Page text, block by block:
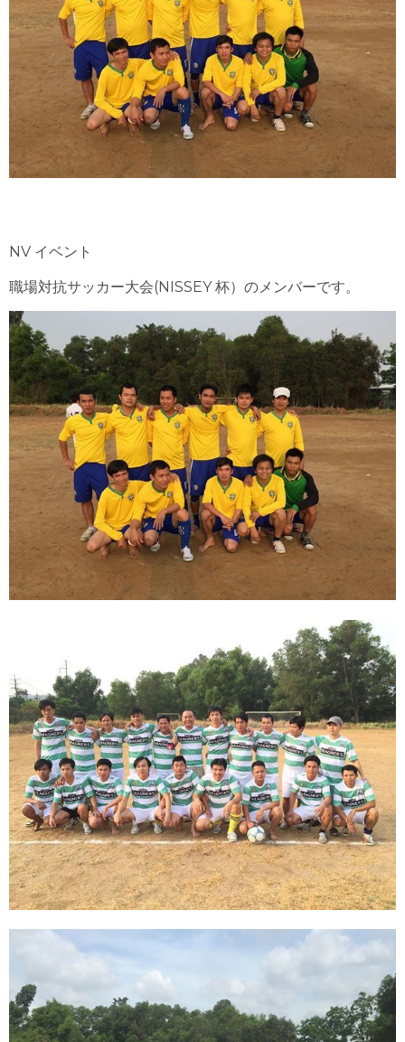
NV イベント
職場対抗サッカー大会(NISSEY杯）のメンバーです。